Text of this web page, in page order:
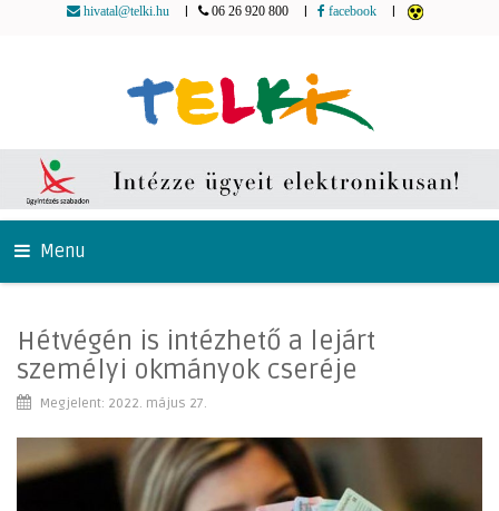
hivatal@telki.hu 06 26 920 800 facebook
Menu
Hétvégén is intézhető a lejárt
személyi okmányok cseréje
Megjelent: 2022. május 27.